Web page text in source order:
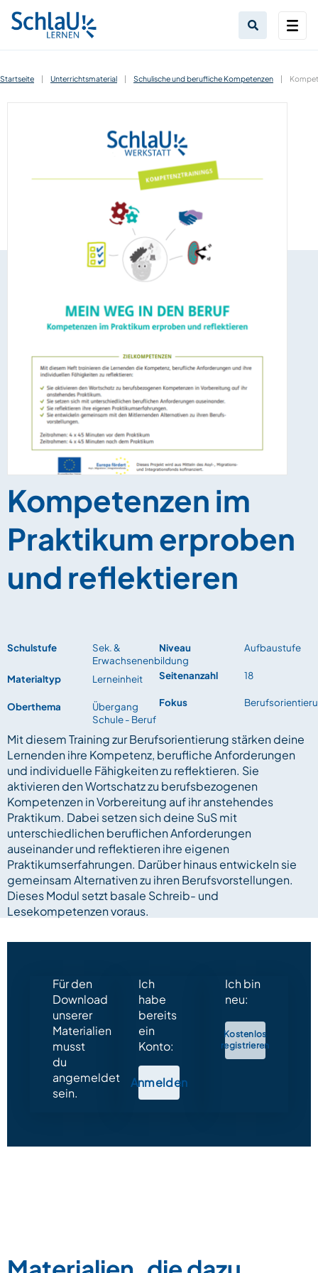
Startseite | Unterrichtsmaterial | Schulische und berufliche Kompetenzen |
Kompetenzen im
Praktikum erproben
und reflektieren
Schulstufe
Sek. &
Erwachsenenbildung
Materialtyp
Lerneinheit
Oberthema
Übergang
Schule - Beruf
Niveau Aufbaustufe
Seitenanzahl 18
Fokus
Mit diesem Training zur Berufsorientierung stärken deine
Lernenden ihre Kompetenz, berufliche Anforderungen
und individuelle Fähigkeiten zu reflektieren. Sie
aktivieren den Wortschatz zu berufsbezogenen
Kompetenzen in Vorbereitung auf ihr anstehendes
Praktikum. Dabei setzen sich deine SuS mit
unterschiedlichen beruflichen Anforderungen
auseinander und reflektieren ihre eigenen
Praktikumserfahrungen. Darüber hinaus entwickeln sie
gemeinsam Alternativen zu ihren Berufsvorstellungen.
Dieses Modul setzt basale Schreib- und
Lesekompetenzen voraus.
Für den
Download
unserer
Materialien
musst
du
angemeldet
sein.
Ich
habe
bereits
ein
Konto:
Anmelden
Ich bin
neu:
Kostenlos
registrieren